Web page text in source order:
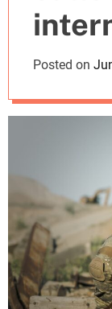
in
Posted on